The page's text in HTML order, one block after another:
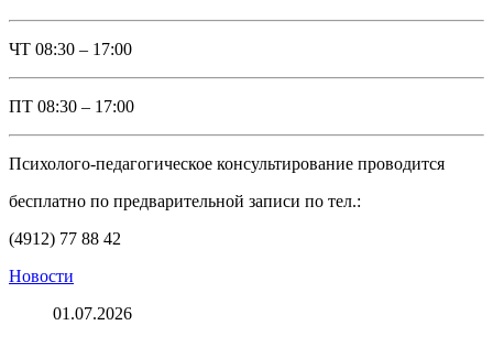
ЧТ 08:30 – 17:00
ПТ 08:30 – 17:00
Психолого-педагогическое консультирование проводится
бесплатно по предварительной записи по тел.:
(4912) 77 88 42
Новости
01.07.2026